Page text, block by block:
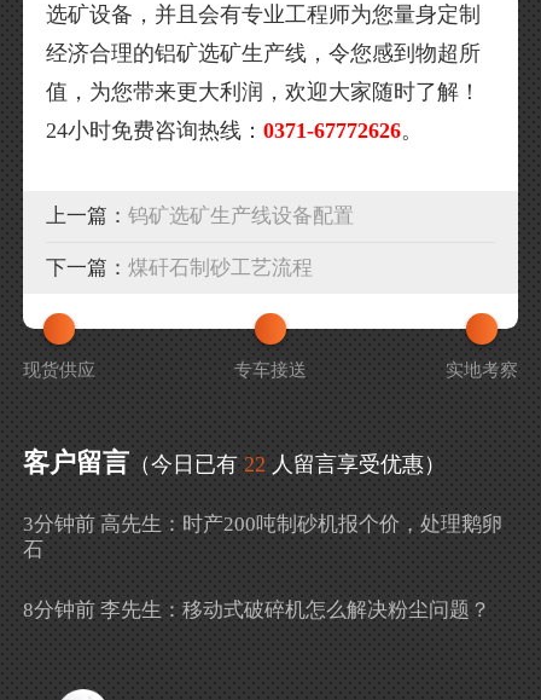
选矿设备，并且会有专业工程师为您量身定制
经济合理的铝矿选矿生产线，令您感到物超所
值，为您带来更大利润，欢迎大家随时了解！
24小时免费咨询热线：0371-67772626。
上一篇：钨矿选矿生产线设备配置
下一篇：煤矸石制砂工艺流程
现货供应 专车接送 实地考察
客户留言 （今日已有 22 人留言享受优惠）
3分钟前 高先生：时产200吨制砂机报个价，处理鹅卵
石
8分钟前 李先生：移动式破碎机怎么解决粉尘问题？
吗？